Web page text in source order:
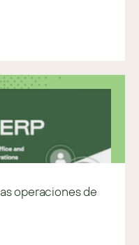
operaciones de